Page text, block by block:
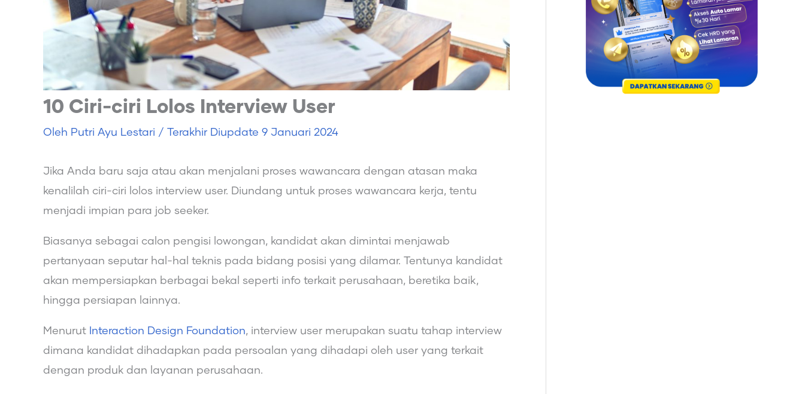
10 Ciri-ciri Lolos Interview User
Oleh Putri Ayu Lestari / Terakhir Diupdate 9 Januari 2024
Jika Anda baru saja atau akan menjalani proses wawancara dengan atasan maka
kenalilah ciri-ciri lolos interview user. Diundang untuk proses wawancara kerja, tentu
menjadi impian para job seeker.
Biasanya sebagai calon pengisi lowongan, kandidat akan dimintai menjawab
pertanyaan seputar hal-hal teknis pada bidang posisi yang dilamar. Tentunya kandidat
akan mempersiapkan berbagai bekal seperti info terkait perusahaan, beretika baik,
hingga persiapan lainnya.
Menurut Interaction Design Foundation, interview user merupakan suatu tahap interview
dimana kandidat dihadapkan pada persoalan yang dihadapi oleh user yang terkait
dengan produk dan layanan perusahaan.